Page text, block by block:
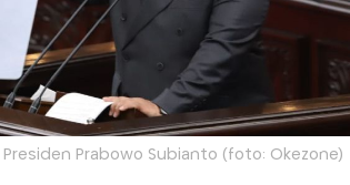
Presiden Prabowo Subianto (foto: Okezone)